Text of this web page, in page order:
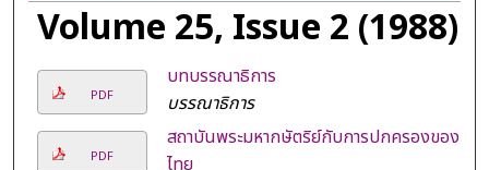
Volume 25, Issue 2 (1988)
PDF
บทบรรณาธิการ
บรรณาธิการ
PDF
สถาบันพระมหากษัตริย์กับการปกครองของ
ไทย